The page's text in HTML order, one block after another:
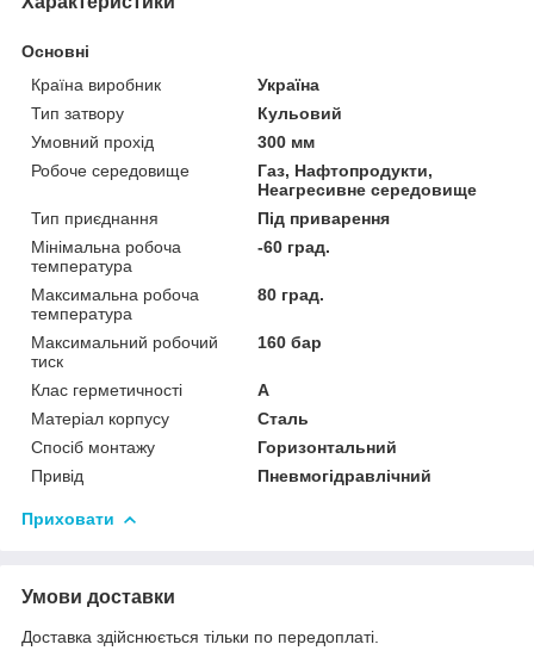
Основні
Країна виробник
Україна
Тип затвору
Кульовий
Умовний прохід
300 мм
Робоче середовище
Газ, Нафтопродукти,
Неагресивне середовище
Тип приєднання
Під приварення
Мінімальна робоча
температура
-60 град.
Максимальна робоча
температура
80 град.
Максимальний робочий
тиск
160 бар
Клас герметичності
А
Матеріал корпусу
Сталь
Спосіб монтажу
Горизонтальний
Привід
Пневмогідравлічний
Приховати
Умови доставки
Доставка здійснюється тільки по передоплаті.